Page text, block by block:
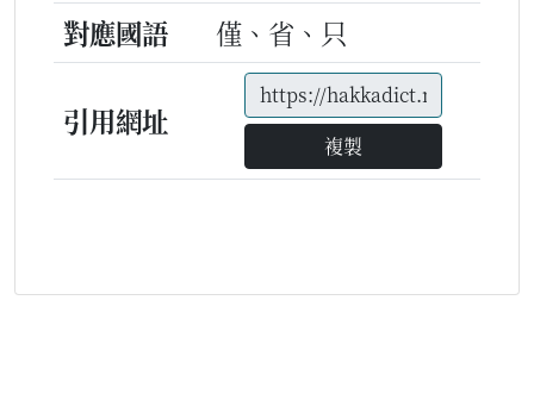
對應國語
僅、省、只
引用網址
複製